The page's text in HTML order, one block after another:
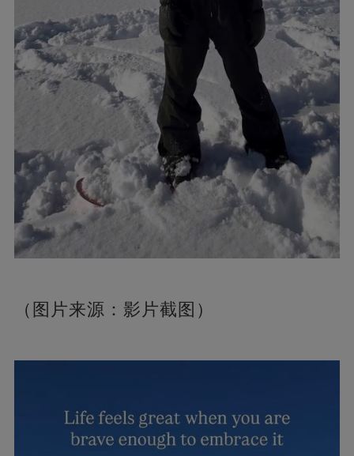
（图片来源：影片截图）